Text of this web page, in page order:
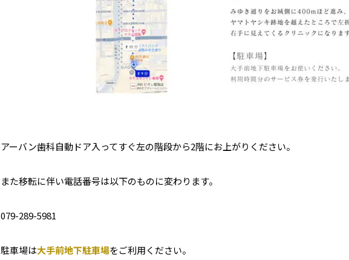
アーバン歯科自動ドア入ってすぐ左の階段から2階にお上がりください。
また移転に伴い電話番号は以下のものに変わります。
079-289-5981
駐車場は大手前地下駐車場をご利用ください。